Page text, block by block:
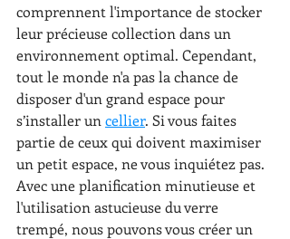
comprennent l'importance de stocker
leur précieuse collection dans un
environnement optimal. Cependant,
tout le monde n'a pas la chance de
disposer d'un grand espace pour
s’installer un cellier. Si vous faites
partie de ceux qui doivent maximiser
un petit espace, ne vous inquiétez pas.
Avec une planification minutieuse et
l'utilisation astucieuse du verre
trempé, nous pouvons vous créer un